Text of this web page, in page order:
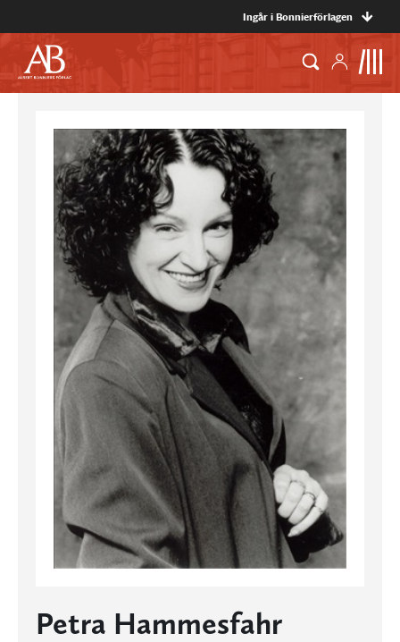
Ingår i Bonnierförlagen
Petra Hammesfahr